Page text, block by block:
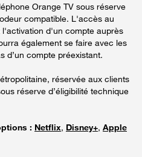
Orange TV sous réserve
compatible. L'accès au
d'un compte auprès
également se faire avec les
d’un compte préexistant.
réservée aux clients
réserve d’éligibilité technique
: Netflix, Disney+, Apple